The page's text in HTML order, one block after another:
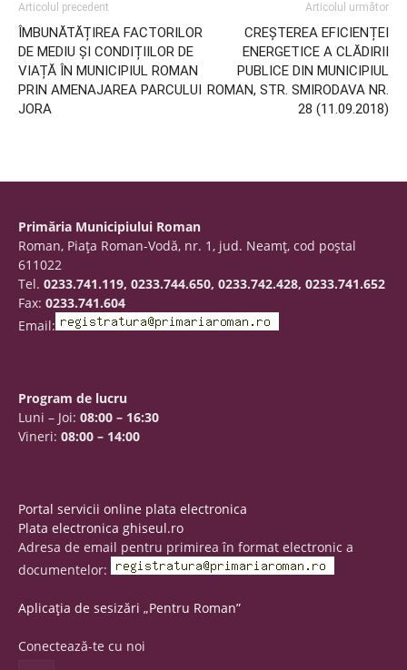
Articolul precedent
ÎMBUNĂTĂȚIREA FACTORILOR
DE MEDIU ȘI CONDIȚIILOR DE
VIAȚĂ ÎN MUNICIPIUL ROMAN
PRIN AMENAJAREA PARCULUI
JORA
Articolul următor
CREȘTEREA EFICIENȚEI
ENERGETICE A CLĂDIRII
PUBLICE DIN MUNICIPIUL
ROMAN, STR. SMIRODAVA NR.
28 (11.09.2018)
Primăria Municipiului Roman
Roman, Piaţa Roman-Vodă, nr. 1, jud. Neamţ, cod poştal
611022
Tel. 0233.741.119, 0233.744.650, 0233.742.428, 0233.741.652
Fax: 0233.741.604
Email:
Program de lucru
Luni – Joi: 08:00 – 16:30
Vineri: 08:00 – 14:00
Portal servicii online plata electronica
Plata electronica ghiseul.ro
Adresa de email pentru primirea în format electronic a
documentelor:
Aplicația de sesizări „Pentru Roman”
Conectează-te cu noi